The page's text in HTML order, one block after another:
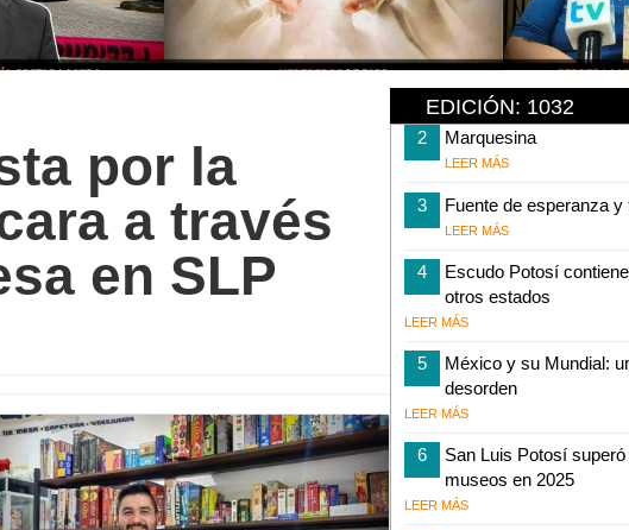
por la
a través
en SLP
EDICIÓN: 1032
2 Marquesina
LEER MÁS
3 Fuente de esperanza y
LEER MÁS
4
Escudo Potosí
otros estados
LEER MÁS
5
México y su Mundial:
desorden
LEER MÁS
6
San Luis Potosí
museos en 2025
LEER MÁS